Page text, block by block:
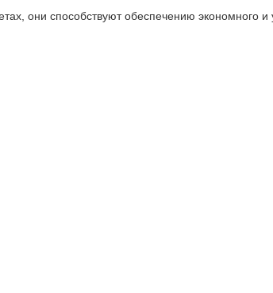
они способствуют обеспечению экономного и